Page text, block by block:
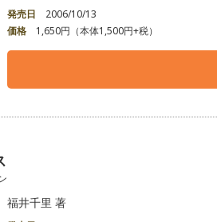
発売日
2006/10/13
価格
1,650円（本体1,500円+税）
福井千里 著